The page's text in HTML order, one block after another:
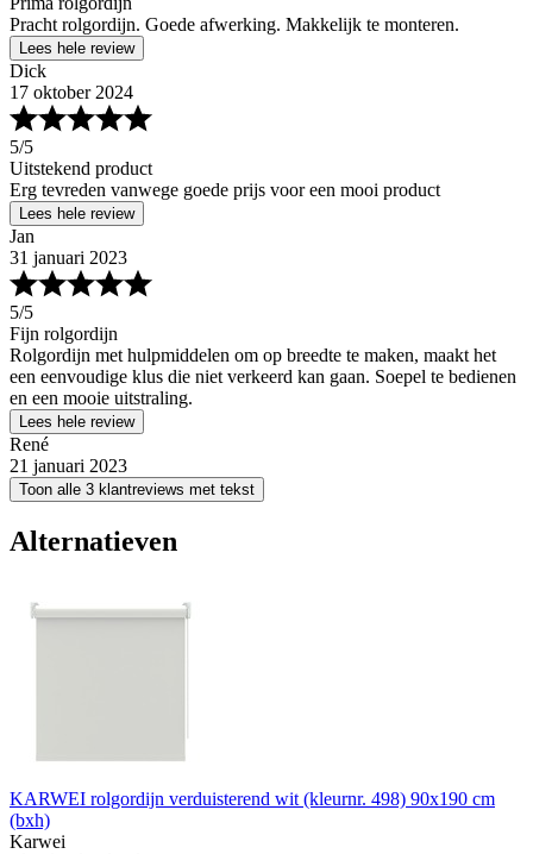
Pracht rolgordijn. Goede afwerking. Makkelijk te monteren.
Lees hele review
Dick
17 oktober 2024
5/5
Uitstekend product
Erg tevreden vanwege goede prijs voor een mooi product
Lees hele review
Jan
31 januari 2023
5/5
Fijn rolgordijn
Rolgordijn met hulpmiddelen om op breedte te maken, maakt het
een eenvoudige klus die niet verkeerd kan gaan. Soepel te bedienen
en een mooie uitstraling.
Lees hele review
René
21 januari 2023
Toon alle 3 klantreviews met tekst
Alternatieven
KARWEI rolgordijn verduisterend wit (kleurnr. 498) 90x190 cm
(bxh)
Karwei